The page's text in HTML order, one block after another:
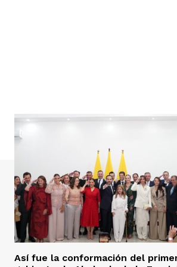
Así fue la conformación del